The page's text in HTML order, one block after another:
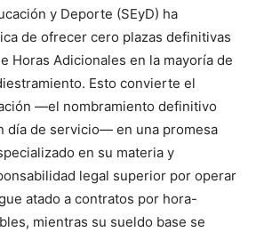
y Deporte (SEyD) ha
de ofrecer cero plazas definitivas
Horas Adicionales en la mayoría de
Esto convierte el
—el nombramiento definitivo
día de servicio— en una promesa
en su materia y
legal superior por operar
atado a contratos por hora-
mientras su sueldo base se